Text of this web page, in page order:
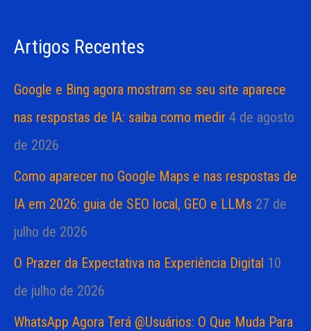
a
r
o
sArtigos Recentes
Google e Bing agora mostram se seu site aparece
nas respostas de IA: saiba como medir 4 de agosto
de 2026
Como aparecer no Google Maps e nas respostas de
IA em 2026: guia de SEO local, GEO e LLMs 27 de
julho de 2026
O Prazer da Expectativa na Experiência Digital 10
de julho de 2026
WhatsApp Agora Terá @Usuários: O Que Muda Para